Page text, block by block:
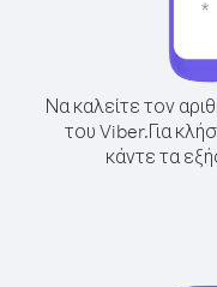
Να καλείτε τον
του Viber.Για
κάντε τα